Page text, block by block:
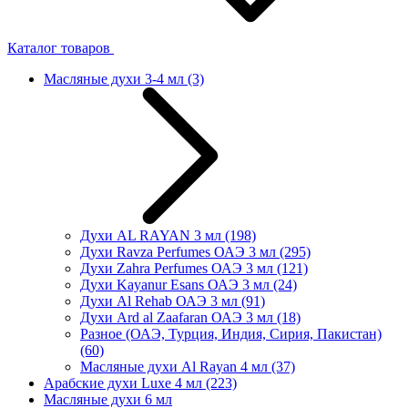
Каталог товаров
Масляные духи 3-4 мл (3)
Духи AL RAYAN 3 мл (198)
Духи Ravza Perfumes ОАЭ 3 мл (295)
Духи Zahra Perfumes ОАЭ 3 мл (121)
Духи Kayanur Esans ОАЭ 3 мл (24)
Духи Al Rehab ОАЭ 3 мл (91)
Духи Ard al Zaafaran ОАЭ 3 мл (18)
Разное (ОАЭ, Турция, Индия, Сирия, Пакистан)
(60)
Масляные духи Al Rayan 4 мл (37)
Арабские духи Luxe 4 мл (223)
Масляные духи 6 мл